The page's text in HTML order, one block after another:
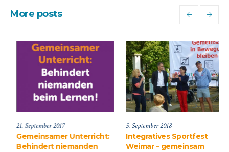
More posts
2017
Unterricht:
ein Gewinn!
21. September 2017
Gemeinsamer Unterricht:
Behindert niemanden